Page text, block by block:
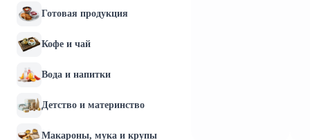
Готовая продукция
Кофе и чай
Вода и напитки
Детство и материнство
Макароны, мука и крупы